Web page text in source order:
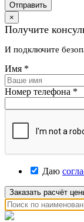
Отправить
×
Получите
И подключите
Имя *
Номер телефона *
Даю
Заказать расчёт